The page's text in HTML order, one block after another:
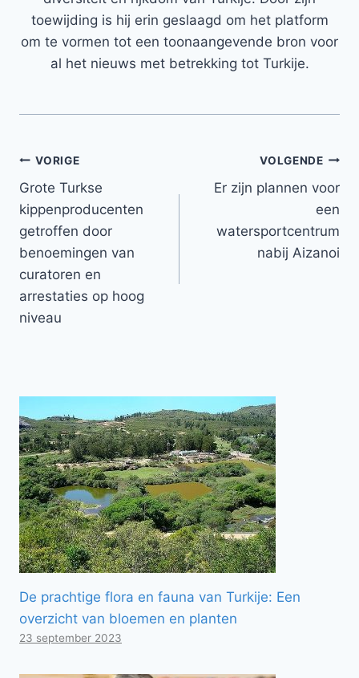
toewijding is hij erin geslaagd om het platform
om te vormen tot een toonaangevende bron voor
al het nieuws met betrekking tot Turkije.
Bericht
navigatie
VORIGE
Grote Turkse
kippenproducenten
getroffen door
benoemingen van
curatoren en
arrestaties op hoog
niveau
VOLGENDE
Er zijn plannen voor
een
watersportcentrum
nabij Aizanoi
De prachtige flora en fauna van Turkije: Een
overzicht van bloemen en planten
23 september 2023